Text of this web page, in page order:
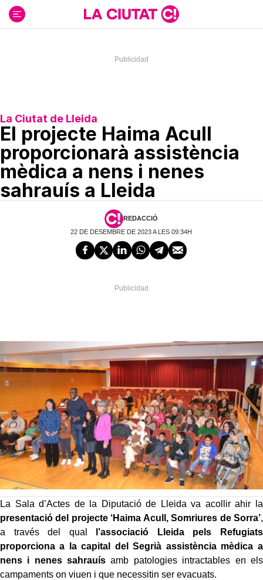
contenido
La Ciutat de Lleida
El projecte Haima Acull
proporcionarà assistència
mèdica a nens i nenes
sahrauís a Lleida
REDACCIÓ
22 DE DESEMBRE DE 2023 A LES 09:34H
La Sala d’Actes de la Diputació de Lleida va acollir ahir la
presentació del projecte ‘Haima Acull, Somriures de Sorra’,
a través del qual
l’associació Lleida pels Refugiats
proporciona a la capital del Segrià assistència mèdica a
nens i nenes sahrauís amb patologies intractables en els
campaments on viuen i que necessitin ser evacuats.